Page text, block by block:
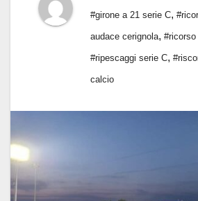
#girone a 21 serie C,
audace cerignola,
#ripescaggi serie C,
calcio